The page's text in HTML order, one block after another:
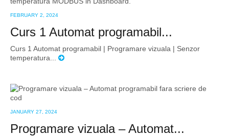
FEBRUARY 2, 2024
Curs 1 Automat programabil...
Curs 1 Automat programabil | Programare vizuala | Senzor
temperatura...
JANUARY 27, 2024
Programare vizuala – Automat...